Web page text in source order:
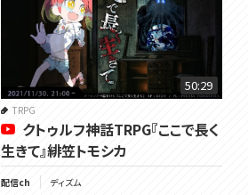
50:29
TRPG
クトゥルフ神話TRPG『ここで長く
生きて』緋笠トモシカ
配信ch ディズム